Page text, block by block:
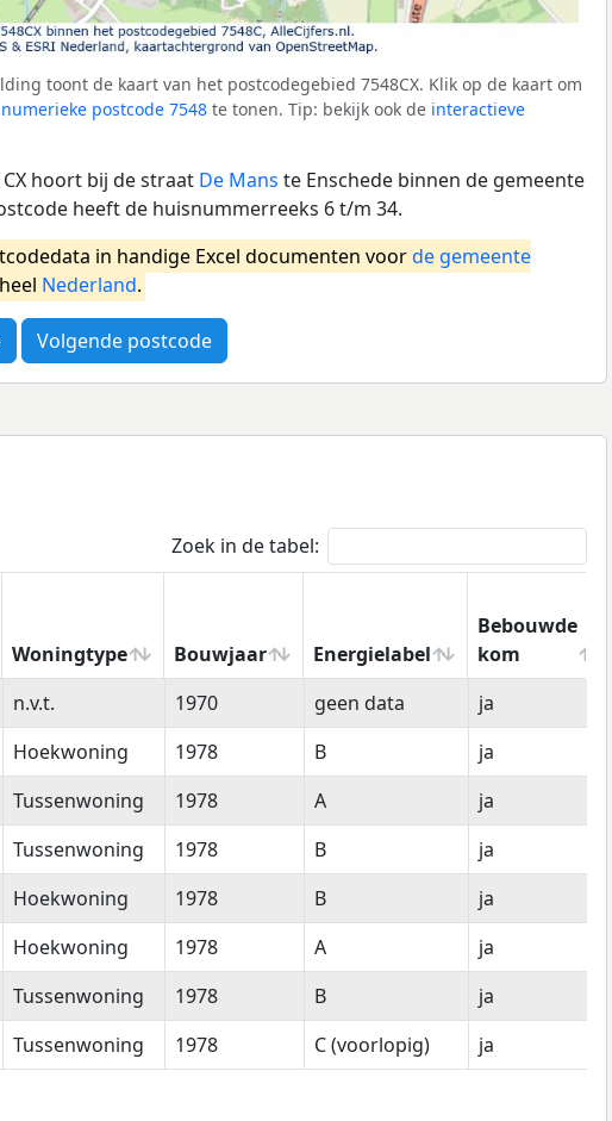
toont de kaart van het postcodegebied 7548CX. Klik op de kaart om
numerieke postcode 7548 te tonen. Tip: bekijk ook de interactieve
hoort bij de straat De Mans te Enschede binnen de gemeente
heeft de huisnummerreeks 6 t/m 34.
in handige Excel documenten voorde gemeente
Nederland.
Volgende postcode
Zoek in de tabel:
Woningtype Bouwjaar Energielabel
Bebouwde
kom
Woningtype Bouwjaar Energielabel
Bebouwde
kom
n.v.t. 1970 geen data
ja
Hoekwoning 1978 B
ja
Tussenwoning 1978 A
ja
Tussenwoning 1978 B
ja
Hoekwoning 1978 B
ja
Hoekwoning 1978 A
ja
Tussenwoning 1978 B
ja
Tussenwoning 1978 C (voorlopig) ja